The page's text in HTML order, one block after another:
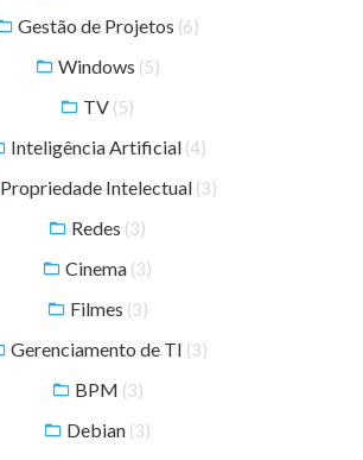
Gestão de Projetos (6)
Windows (5)
TV (5)
Inteligência Artificial (4)
Propriedade Intelectual (3)
Redes (3)
Cinema (3)
Filmes (3)
Gerenciamento de TI (3)
BPM (3)
Debian (3)